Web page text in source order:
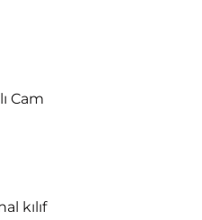
Cam
kılıf